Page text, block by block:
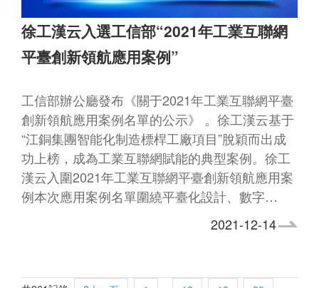
徐工漢云入選工信部“2021年工業互聯網
平臺創新領航應用案例”
工信部辦公廳發布《關于2021年工業互聯網平臺
創新領航應用案例名單的公示》 。徐工漢云基于
“江銅集團智能化制造標桿工廠項目”脫穎而出成
功上榜，成為工業互聯網賦能的典型案例。徐工
漢云入圍2021年工業互聯網平臺創新領航應用案
例本次應用案例名單圍繞平臺化設計、數字…
2021-12-14